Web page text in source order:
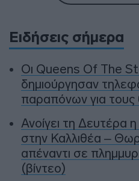
Ειδήσεις σήμερα
Οι Queens Of The
δημιούργησαν
παραπόνων για
Ανοίγει τη Δευτέρα
στην Καλλιθέα –
απέναντι σε
(βίντεο)